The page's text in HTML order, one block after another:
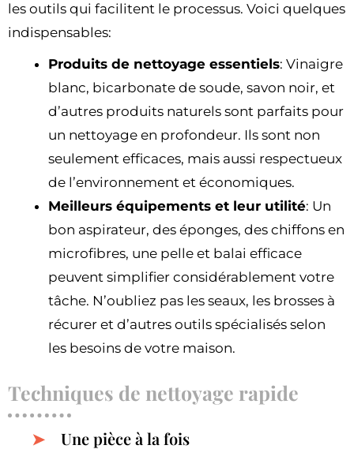
les outils qui facilitent le processus. Voici quelques
indispensables:
Produits de nettoyage essentiels: Vinaigre
blanc, bicarbonate de soude, savon noir, et
d’autres produits naturels sont parfaits pour
un nettoyage en profondeur. Ils sont non
seulement efficaces, mais aussi respectueux
de l’environnement et économiques.
Meilleurs équipements et leur utilité: Un
bon aspirateur, des éponges, des chiffons en
microfibres, une pelle et balai efficace
peuvent simplifier considérablement votre
tâche. N’oubliez pas les seaux, les brosses à
récurer et d’autres outils spécialisés selon
les besoins de votre maison.
Techniques de nettoyage rapide
Une pièce à la fois